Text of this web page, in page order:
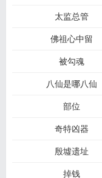
太监总管
佛祖心中留
被勾魂
八仙是哪八仙
部位
奇特凶器
殷墟遗址
掉钱